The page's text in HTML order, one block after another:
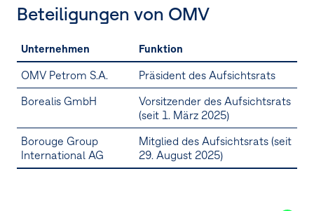
Beteiligungen von OMV
Unternehmen Funktion
OMV Petrom S.A.
Präsident des Aufsichtsrats
Borealis GmbH
Vorsitzender des Aufsichtsrats
(seit 1. März 2025)
Borouge Group
International AG
Mitglied des Aufsichtsrats (seit
29. August 2025)